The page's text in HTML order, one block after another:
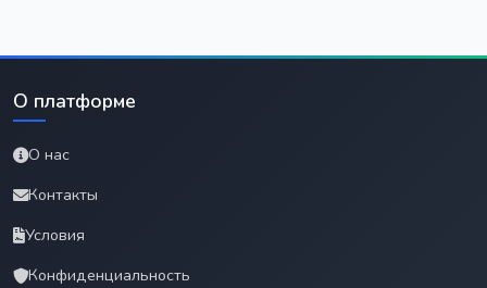
О платформе
О нас
Контакты
Условия
Конфиденциальность